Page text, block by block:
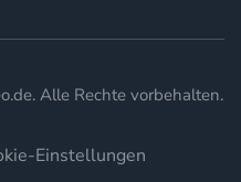
Alle Rechte vorbehalten.
Einstellungen